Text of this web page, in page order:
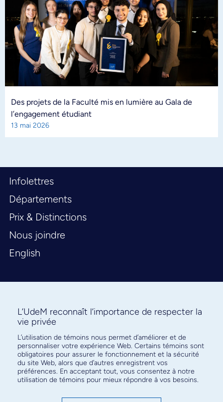
Des projets de la Faculté mis en lumière au Gala de
l’engagement étudiant
13 mai 2026
Infolettres
Départements
Prix & Distinctions
Nous joindre
English
Abonnez-vous à notre infolettre
pour connaître l’actualité facultaire
L’UdeM reconnaît l’importance de respecter la
vie privée
L’utilisation de témoins nous permet d’améliorer et de
personnaliser votre expérience Web. Certains témoins sont
obligatoires pour assurer le fonctionnement et la sécurité
du site Web, alors que d’autres enregistrent vos
préférences. En acceptant tout, vous consentez à notre
utilisation de témoins pour mieux répondre à vos besoins.